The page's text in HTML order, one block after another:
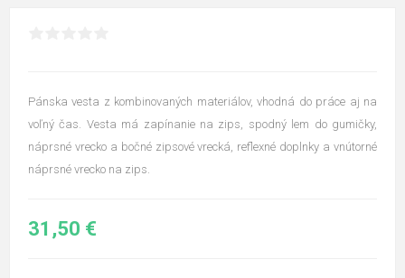
Pánska vesta z kombinovaných materiálov, vhodná do práce aj na
voľný čas. Vesta má zapínanie na zips, spodný lem do gumičky,
náprsné vrecko a bočné zipsové vrecká, reflexné doplnky a vnútorné
náprsné vrecko na zips.
31,50 €